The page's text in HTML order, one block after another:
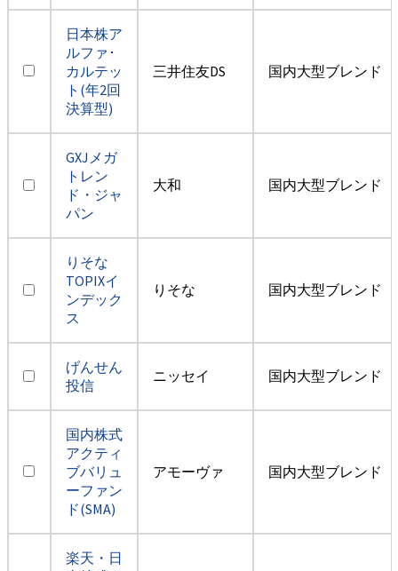
日本株ア
ルファ･
カルテッ
ト(年2回
決算型)
三井住友DS 国内大型ブレンド
GXJメガ
トレン
ド・ジャ
パン
大和 国内大型ブレンド
りそな
TOPIXイ
ンデック
ス
りそな 国内大型ブレンド
げんせん
投信
ニッセイ 国内大型ブレンド
国内株式
アクティ
ブバリュ
ーファン
ド(SMA)
アモーヴァ 国内大型ブレンド
楽天・日